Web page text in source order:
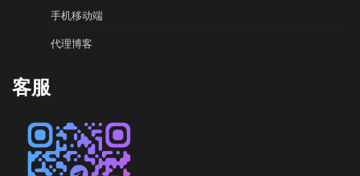
手机移动端
代理博客
客服